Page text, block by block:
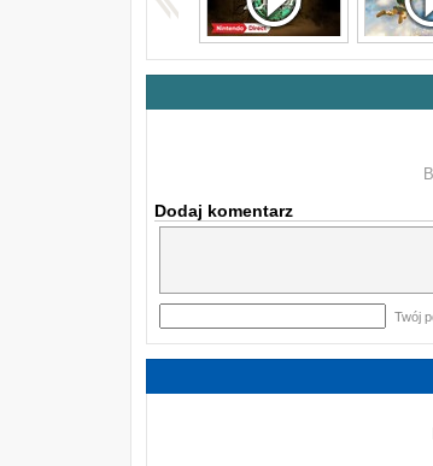
Dodaj komentarz
Twój